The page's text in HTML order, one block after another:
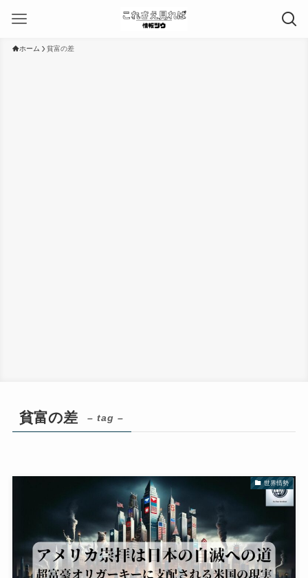
ホーム 貧富の差
貧富の差 – tag –
世界情勢